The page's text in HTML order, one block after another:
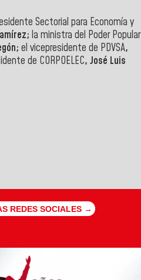
Sectorial para Economía y
la ministra del Poder Popular
el vicepresidente de PDVSA,
de CORPOELEC, José Luis
REDES SOCIALES →